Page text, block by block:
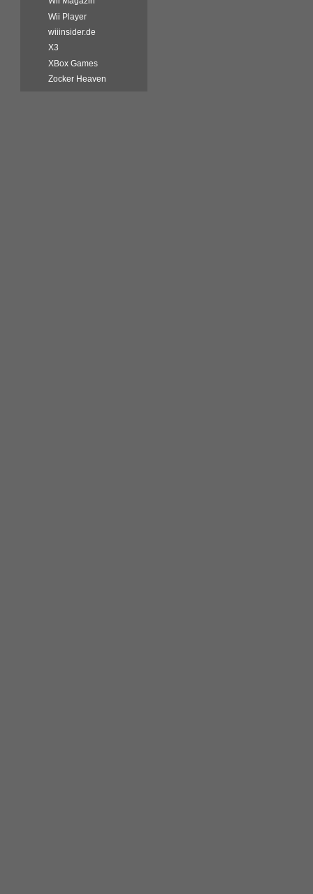
Wii Player
wiiinsider.de
X3
XBox Games
Zocker Heaven